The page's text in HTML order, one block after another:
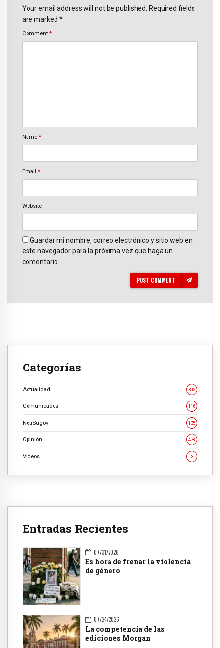
Your email address will not be published. Required fields
are marked *
Comment *
Name *
Email *
Website
Guardar mi nombre, correo electrónico y sitio web en
este navegador para la próxima vez que haga un
comentario.
POST COMMENT
Categorías
Actualidad 302
Comunicados 116
NotiSugov 135
Opinión 478
Videos 3
Entradas Recientes
07/31/2026
Es hora de frenar la violencia
de género
07/24/2026
La competencia de las
ediciones Morgan